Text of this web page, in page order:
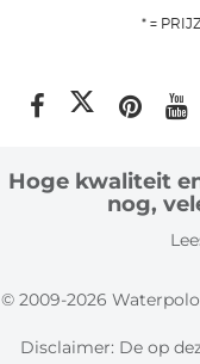
* =
Hoge kwaliteit
nog,
© 2009-2026
Disclaimer: De op